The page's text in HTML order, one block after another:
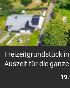
Freizeitgrundstück
Auszeit für die